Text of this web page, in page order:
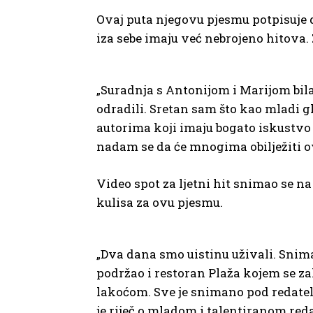
Ovaj puta njegovu pjesmu
iza sebe imaju već nebrojeno
„Suradnja s Antonijom i Marijom
odradili. Sretan sam što kao mladi
autorima koji imaju bogato
nadam se da će mnogima obilježiti
Video spot za ljetni hit snimao se
kulisa za ovu pjesmu.
„Dva dana smo uistinu uživali.
podržao i restoran Plaža kojem se
lakoćom. Sve je snimano pod